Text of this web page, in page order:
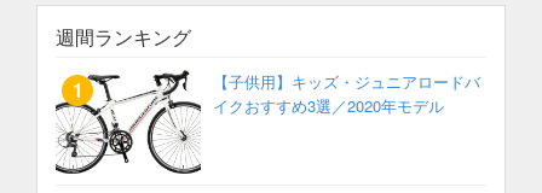
週間ランキング
【子供用】キッズ・ジュニアロードバ
イクおすすめ3選／2020年モデル